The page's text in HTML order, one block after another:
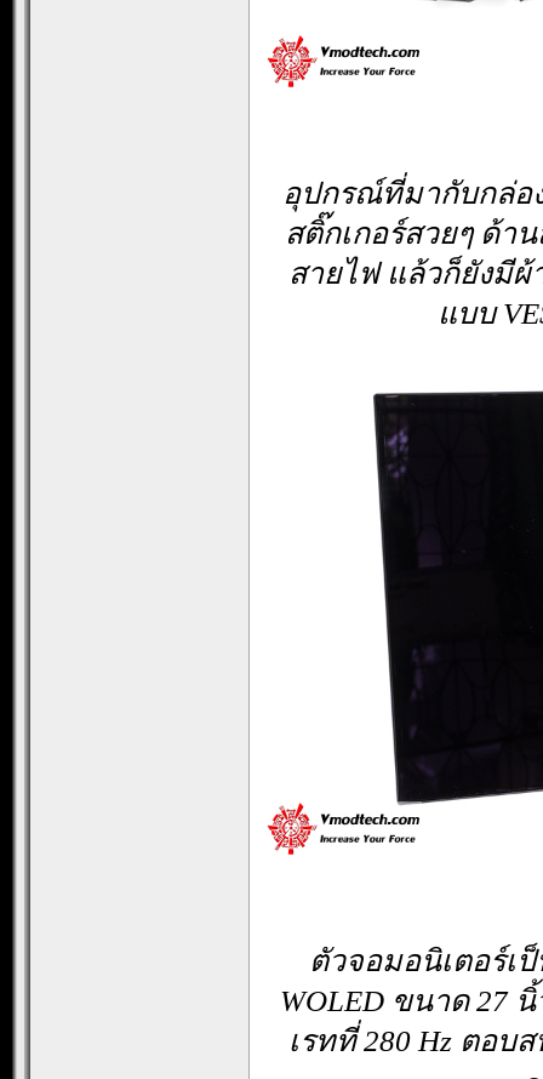
อุปกรณ์ที่มากับกล่อ
สติ๊กเกอร์สวยๆ ด้า
สายไฟ แล้วก็ยังมีผ้
แบบ
ตัวจอมอนิเตอร์เป็
WOLED ขนาด 27
เรทที่ 280 Hz ตอบ